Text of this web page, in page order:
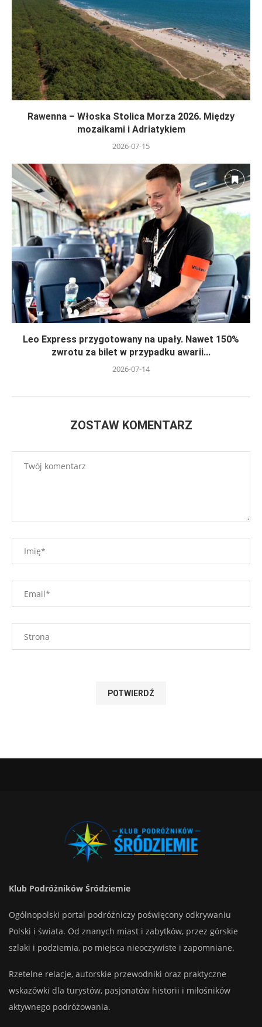
Rawenna – Włoska Stolica Morza 2026. Między
mozaikami i Adriatykiem
2026-07-15
Leo Express przygotowany na upały. Nawet 150%
zwrotu za bilet w przypadku awarii...
2026-07-14
ZOSTAW KOMENTARZ
Klub Podróżników Śródziemie
Ogólnopolski portal podróżniczy poświęcony odkrywaniu
Polski i świata. Od znanych miast i zabytków, przez górskie
szlaki i podziemia, po miejsca nieoczywiste i zapomniane.
Rzetelne relacje, autorskie przewodniki oraz praktyczne
wskazówki dla turystów, pasjonatów historii i miłośników
aktywnego podróżowania.